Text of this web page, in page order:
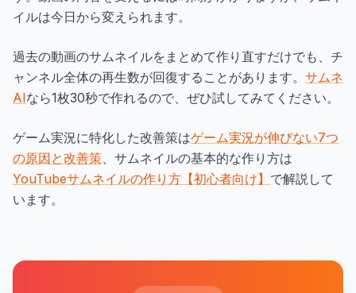
イルは今日から変えられます。
過去の動画のサムネイルをまとめて作り直すだけでも、チ
ャンネル全体の再生数が回復することがあります。 サムネ
AIなら1枚30秒で作れるので、ぜひ試してみてください。
ゲーム実況に特化した改善策はゲーム実況が伸びない7つ
の原因と改善策、サムネイルの基本的な作り方は
YouTubeサムネイルの作り方【初心者向け】 で解説して
います。